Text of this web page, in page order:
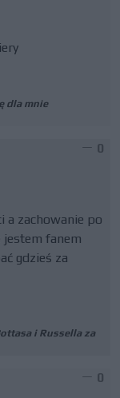
dla mnie
0
a zachowanie po
fanem
gdzieś za
i Russella za
0